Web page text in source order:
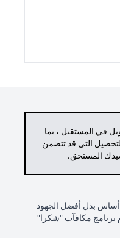
في المستقبل ، بما
التي قد تتضمن
المستحق.
بذل أفضل الجهود
برنامج مكافآت "شكرا"